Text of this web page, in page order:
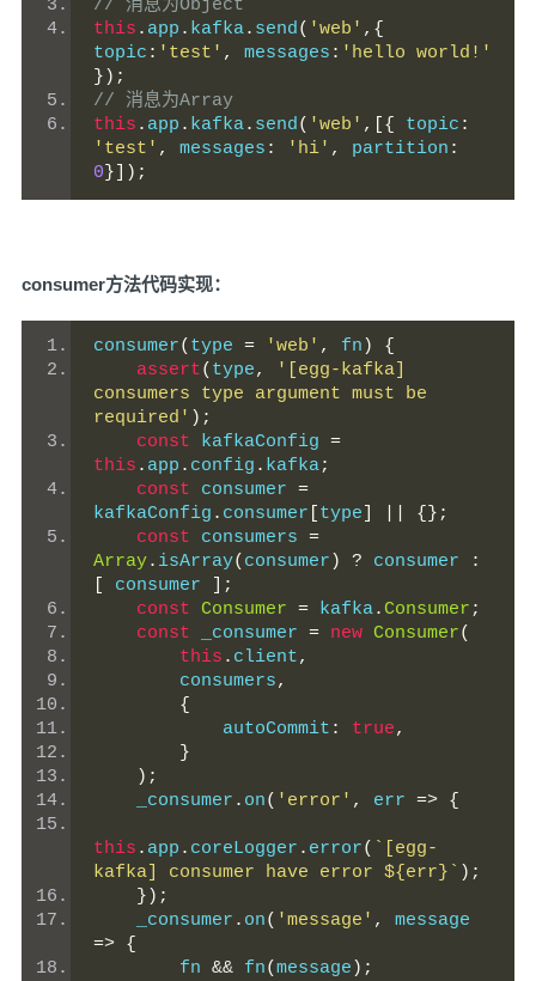
// 消息为Object
this . app . kafka. send( 'web' ,{
topic : 'test' , messages : 'hello world!'
});
// 消息为Array
this . app . kafka. send( 'web' ,[{ topic :
'test' , messages : 'hi' , partition :
0 }]);
consumer方法代码实现：
consumer( type = 'web' , fn )
{
assert( type,
'[egg-kafka]
consumers type argument must be
required' );
const kafkaConfig =
this . app . config . kafka;
const consumer =
kafkaConfig . consumer type
{};
const consumers =
Array. isArray( consumer ) ? consumer
:
consumer
];
const Consumer = kafka.Consumer ;
const _consumer = new Consumer(
this . client,
        consumers
,
{
            autoCommit
: true,
}
);
    _consumer
. on( 'error' , err => {
this . app . coreLogger . error( `[egg-
kafka] consumer have error ${err}` );
});
    _consumer
. on( 'message' ,
=> {
        fn
&& fn(message );